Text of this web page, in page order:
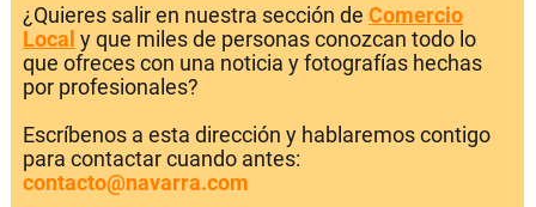
¿Quieres salir en nuestra sección de Comercio
Local y que miles de personas conozcan todo lo
que ofreces con una noticia y fotografías hechas
por profesionales?
Escríbenos a esta dirección y hablaremos contigo
para contactar cuando antes:
contacto@navarra.com